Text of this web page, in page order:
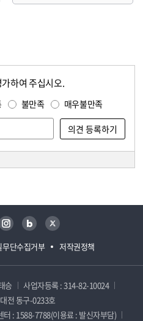
하여 주십시오.
불만족 매우불만족
무단수집거부 저작권정책
인스타그램 블로그 트위터
승
사업자등록 : 314-82-10024
전 동구-0233호
터 : 1588-7788(이용료 : 발신자부담)